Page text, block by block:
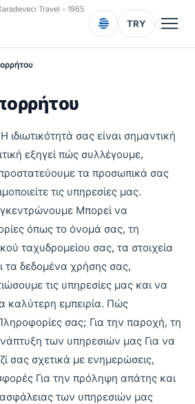
Travel - 1965
TRY
ιδιωτικότητά σας είναι σημαντική
εξηγεί πώς συλλέγουμε,
τα προσωπικά σας
τις υπηρεσίες μας.
Μπορεί να
όπως το όνομά σας, τη
ταχυδρομείου σας, τα στοιχεία
τα δεδομένα χρήσης σας,
τις υπηρεσίες μας και να
καλύτερη εμπειρία. Πώς
σας; Για την παροχή, τη
των υπηρεσιών μας Για να
σας σχετικά με ενημερώσεις,
Για την πρόληψη απάτης και
των υπηρεσιών μας